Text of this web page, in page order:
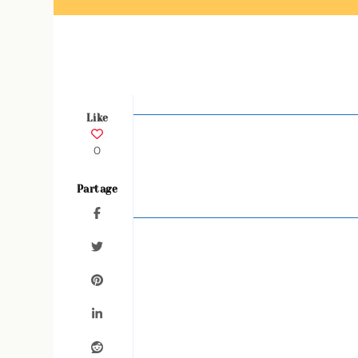
0
Like
Partage